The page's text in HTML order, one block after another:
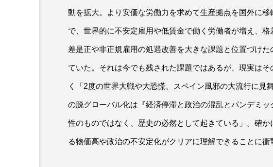
動を拡大。より安価な労働力を求めて生産拠点を国外に
で、世界的に不安定雇用や低賃金で働く労働者が増え、
差是正や非正規雇用の処遇改善を大きな課題と位置づけ
ていた。それは今でも残された課題ではあるが、現実は
く「2度の世界大戦や大恐慌、スペイン風邪の大流行に見
の脱グローバル化は『経済停滞と政治の混乱とパンデミ
性のものではなく、歴史の必然として起きている」。確
る物価高や政治の不安定化がクリアに理解できることに衝